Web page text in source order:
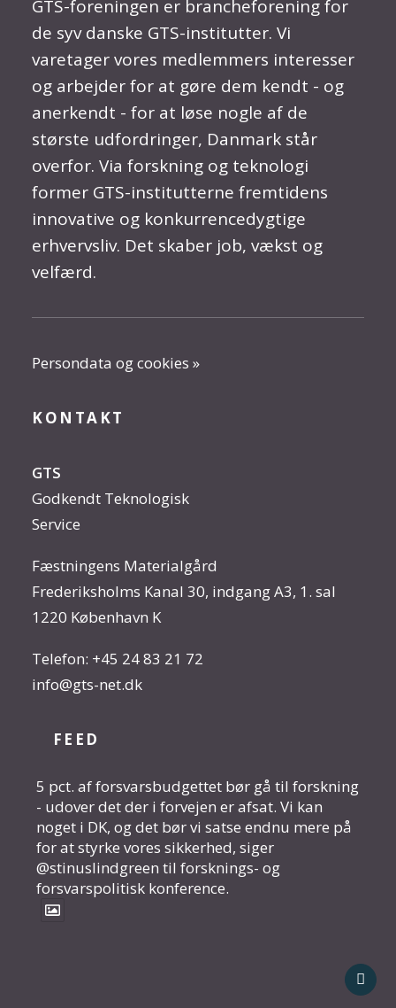
GTS-foreningen er brancheforening for
de syv danske GTS-institutter. Vi
varetager vores medlemmers interesser
og arbejder for at gøre dem kendt - og
anerkendt - for at løse nogle af de
største udfordringer, Danmark står
overfor. Via forskning og teknologi
former GTS-institutterne fremtidens
innovative og konkurrencedygtige
erhvervsliv. Det skaber job, vækst og
velfærd.
Persondata og cookies »
KONTAKT
GTS
Godkendt Teknologisk
Service
Fæstningens Materialgård
Frederiksholms Kanal 30, indgang A3, 1. sal
1220 København K
Telefon: +45 24 83 21 72
info@gts-net.dk
FEED
5 pct. af forsvarsbudgettet bør gå til forskning
- udover det der i forvejen er afsat. Vi kan
noget i DK, og det bør vi satse endnu mere på
for at styrke vores sikkerhed, siger
@stinuslindgreen til forsknings- og
forsvarspolitisk konference.